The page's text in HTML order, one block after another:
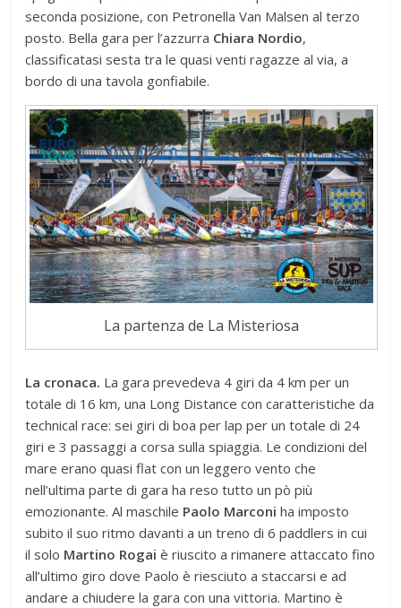
seconda posizione, con Petronella Van Malsen al terzo
posto. Bella gara per l’azzurra Chiara Nordio,
classificatasi sesta tra le quasi venti ragazze al via, a
bordo di una tavola gonfiabile.
La partenza de La Misteriosa
La cronaca. La gara prevedeva 4 giri da 4 km per un
totale di 16 km, una Long Distance con caratteristiche da
technical race: sei giri di boa per lap per un totale di 24
giri e 3 passaggi a corsa sulla spiaggia. Le condizioni del
mare erano quasi flat con un leggero vento che
nell’ultima parte di gara ha reso tutto un pò più
emozionante. Al maschile Paolo Marconi ha imposto
subito il suo ritmo davanti a un treno di 6 paddlers in cui
il solo Martino Rogai è riuscito a rimanere attaccato fino
all’ultimo giro dove Paolo è riesciuto a staccarsi e ad
andare a chiudere la gara con una vittoria. Martino è